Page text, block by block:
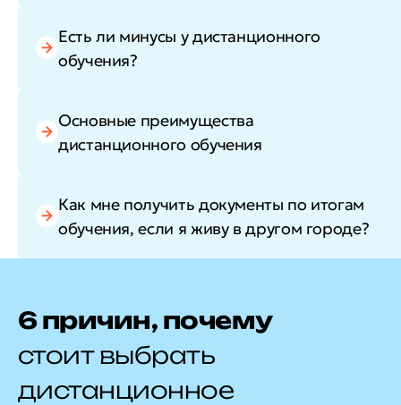
Есть ли минусы у дистанционного
обучения?
Основные преимущества
дистанционного обучения
Как мне получить документы по итогам
обучения, если я живу в другом городе?
6 причин, почему
стоит выбрать
дистанционное